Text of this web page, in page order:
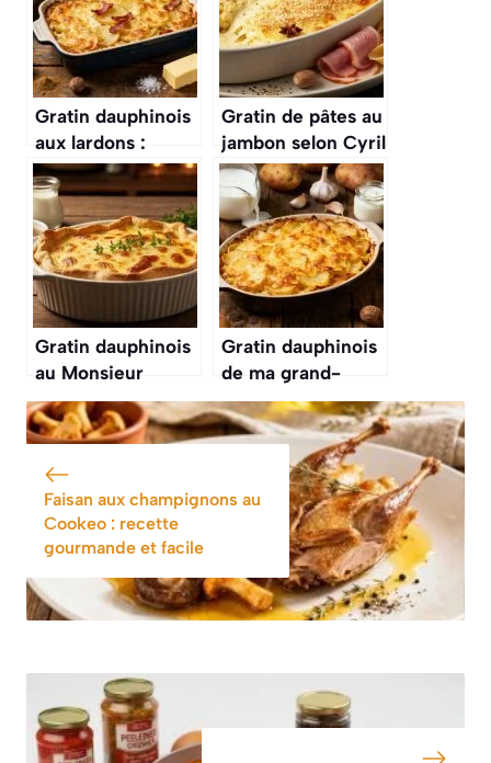
Gratin dauphinois
aux lardons :
recette
savoureuse
Gratin de pâtes au
jambon selon Cyril
Lignac : recette
gourmande
Gratin dauphinois
au Monsieur
Cuisine : recette
savoureuse et
Gratin dauphinois
de ma grand-
mère : recette
authentique et
savoureuse
Faisan aux champignons au
Cookeo : recette
gourmande et facile